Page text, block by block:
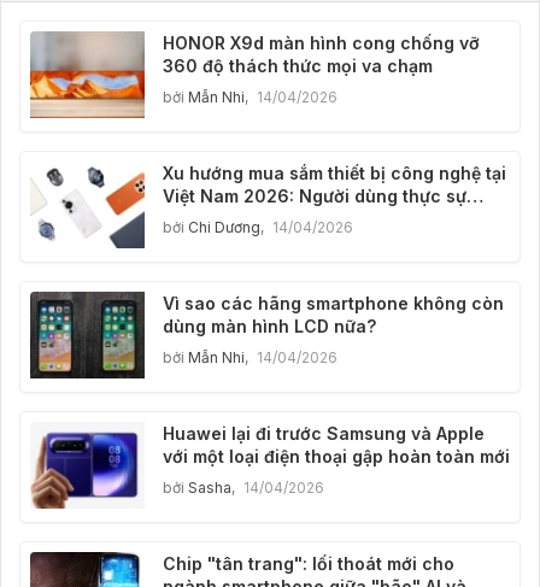
HONOR X9d màn hình cong chống vỡ
360 độ thách thức mọi va chạm
bởi Mẫn Nhi, 14/04/2026
Xu hướng mua sắm thiết bị công nghệ tại
Việt Nam 2026: Người dùng thực sự
quan tâm điều gì?
bởi Chi Dương, 14/04/2026
Vì sao các hãng smartphone không còn
dùng màn hình LCD nữa?
bởi Mẫn Nhi, 14/04/2026
Huawei lại đi trước Samsung và Apple
với một loại điện thoại gập hoàn toàn mới
bởi Sasha, 14/04/2026
Chip "tân trang": lối thoát mới cho